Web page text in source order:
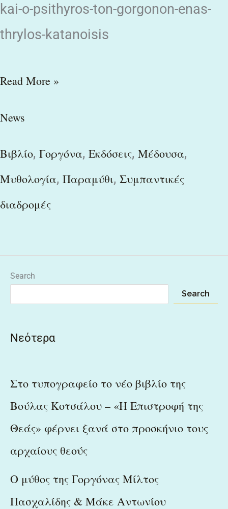
kai-o-psithyros-ton-gorgonon-enas-
thrylos-katanoisis
Read More »
News
Βιβλίο, Γοργόνα, Εκδόσεις, Μέδουσα,
Μυθολογία, Παραμύθι, Συμπαντικές
διαδρομές
Search
Search
Νεότερα
Στο τυπογραφείο το νέο βιβλίο της
Βούλας Κοτσάλου – «Η Επιστροφή της
Θεάς» φέρνει ξανά στο προσκήνιο τους
αρχαίους θεούς
Ο μύθος της Γοργόνας Μίλτος
Πασχαλίδης & Μάκε Αντωνίου